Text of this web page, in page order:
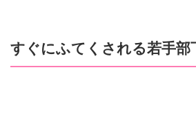
すぐにふてくされる若手部